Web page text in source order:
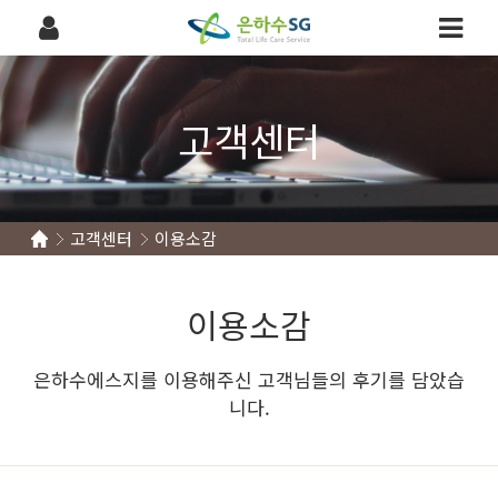
고객센터
고객센터 이용소감
이용소감
은하수에스지를 이용해주신 고객님들의 후기를 담았습
니다.